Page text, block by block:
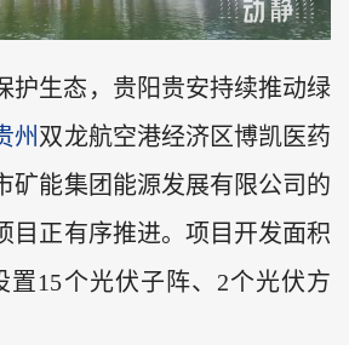
护生态，贵阳贵安持续推动绿
州 双龙航空港经济区博凯医药
矿能集团能源发展有限公司的
目正有序推进。项目开发面积
置15个光伏子阵、2个光伏方